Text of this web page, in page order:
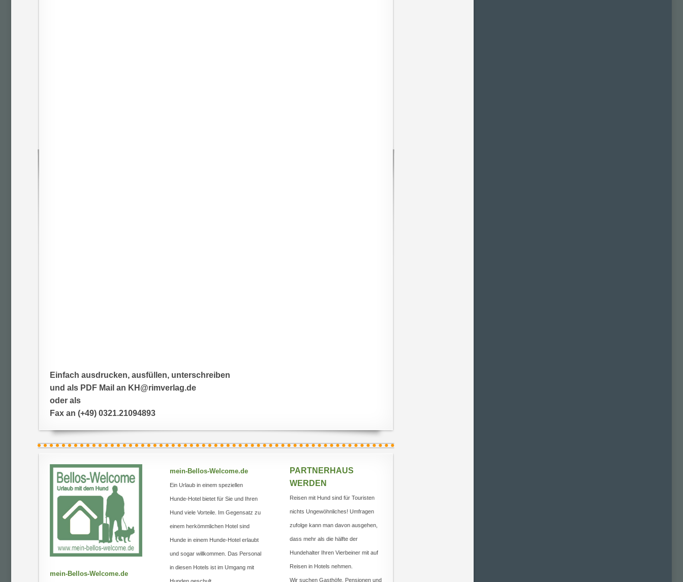
Einfach ausdrucken, ausfüllen, unterschreiben
und als PDF Mail an KH@rimverlag.de
oder als
Fax an (+49) 0321.21094893
mein-Bellos-Welcome.de
mein-Bellos-Welcome.de
Ein Urlaub in einem speziellen
Hunde-Hotel bietet für Sie und Ihren
Hund viele Vorteile. Im Gegensatz zu
einem herkömmlichen Hotel sind
Hunde in einem Hunde-Hotel erlaubt
und sogar willkommen. Das Personal
in diesen Hotels ist im Umgang mit
PARTNERHAUS
WERDEN
Reisen mit Hund sind für Touristen
nichts Ungewöhnliches! Umfragen
zufolge kann man davon ausgehen,
dass mehr als die hälfte der
Hundehalter Ihren Vierbeiner mit auf
Reisen in Hotels nehmen.
Wir suchen Gasthöfe, Pensionen und